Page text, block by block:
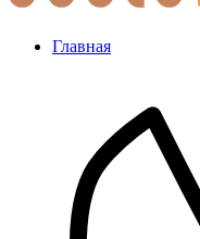
Главная